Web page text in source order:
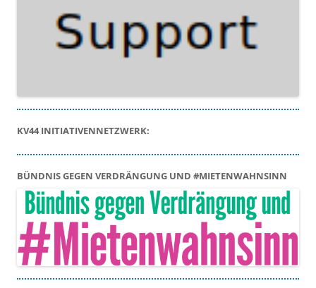
KV44 INITIATIVENNETZWERK:
BÜNDNIS GEGEN VERDRÄNGUNG UND #MIETENWAHNSINN